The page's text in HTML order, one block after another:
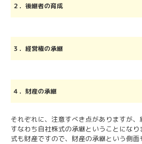
２．後継者の育成
３．経営権の承継
４．財産の承継
それぞれに、注意すべき点がありますが、
すなわち自社株式の承継ということにな
式も財産ですので、財産の承継という側面